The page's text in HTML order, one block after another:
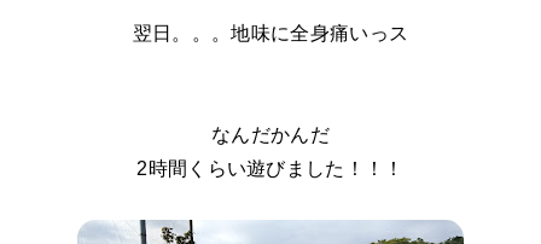
翌日。。。地味に全身痛いっス
なんだかんだ
2時間くらい遊びました！！！